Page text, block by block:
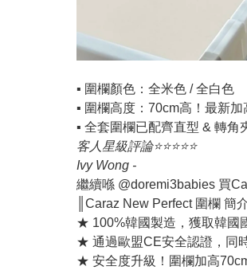
▪️ 圍欄顏色：全米色 / 全白色
▪️ 圍欄高度：70cm高！最新加
▪️ 全套圍欄已配齊直型 & 轉角
客人星級評論⭐️⭐️⭐️⭐️⭐️
Ivy Wong -
繼續喺 @doremi3babies 買
║Caraz New Perfect 圍欄 簡介
★ 100%韓國製造，獲取韓國
★ 通過歐盟CE安全認證，同
★ 安全度升級！圍欄加高